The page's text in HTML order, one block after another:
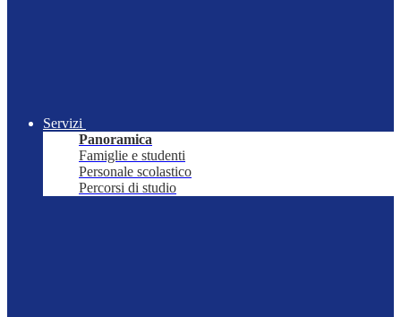
Servizi
Panoramica
Famiglie e studenti
Personale scolastico
Percorsi di studio